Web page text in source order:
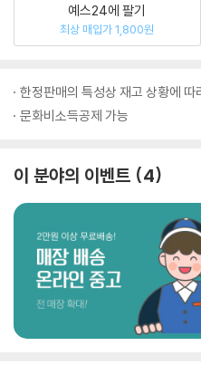
예스24에 팔기
최상 매입가 1,800원
한정판매의 특성상 재고 상황에 따
문화비소득공제 가능
이 분야의 이벤트 4